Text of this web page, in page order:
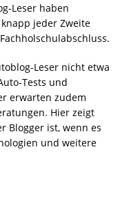
Leser haben
jeder Zweite
Leser nicht etwa
Tests und
erwarten zudem
Hier zeigt
Blogger ist, wenn es
und weitere